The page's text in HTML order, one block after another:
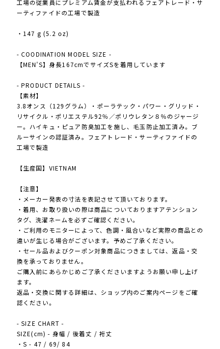
工場の従業員にプレミアム賃金が支払われるフェアトレード・サ
ーティファイドの工場で製造
・147 g (5.2 oz)
- COODINATION MODEL SIZE -
【MEN'S】身長167cmでサイズSを着用しています
- PRODUCT DETAILS -
【素材】
3.8オンス（129グラム）・ポーラテック・パワー・グリッド・
リサイクル・ポリエステル92％／ポリウレタン８％のジャージ
ー。ハイキュ・ピュア防臭加工を施し、毛玉防止加工済み。ブ
ルーサインの認証済み。フェアトレード・サーティファイドの
工場で製造
【生産国】VIETNAM
【注意】
・メーカー発表の寸法を表記させて頂いております。
・着用、お取り扱いの際は商品についておりますアテンション
タグ、洗濯ネームを必ずご確認ください。
・ご利用のモニターによって、色調・風合いなど実際の商品との
違いが生じる場合がございます。予めご了承ください。
・セール品およびクーポン対象商品につきましては、返品・交
換を承っておりません。
ご購入前にあらかじめご了承くださいますようお願い申し上げ
ます。
返品・交換に関する詳細は、ショップ内のご案内ページをご確
認ください。
- SIZE CHART -
SIZE(cm) - 身幅 / 後着丈 / 裄丈
・S - 47 / 69/ 84